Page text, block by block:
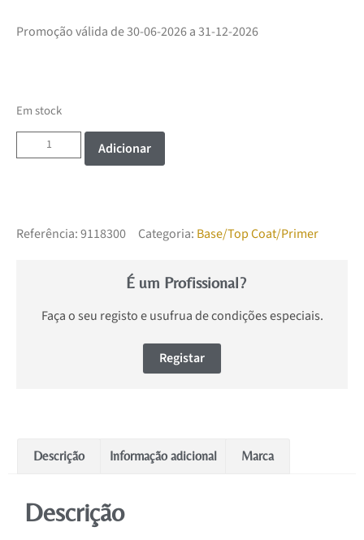
Promoção válida de 30-06-2026 a 31-12-2026
Em stock
Adicionar
Referência:9118300 Categoria: Base/Top Coat/Primer
É um Profissional?
Faça o seu registo e usufrua de condições especiais.
Registar
Descrição Informação adicional Marca
Descrição